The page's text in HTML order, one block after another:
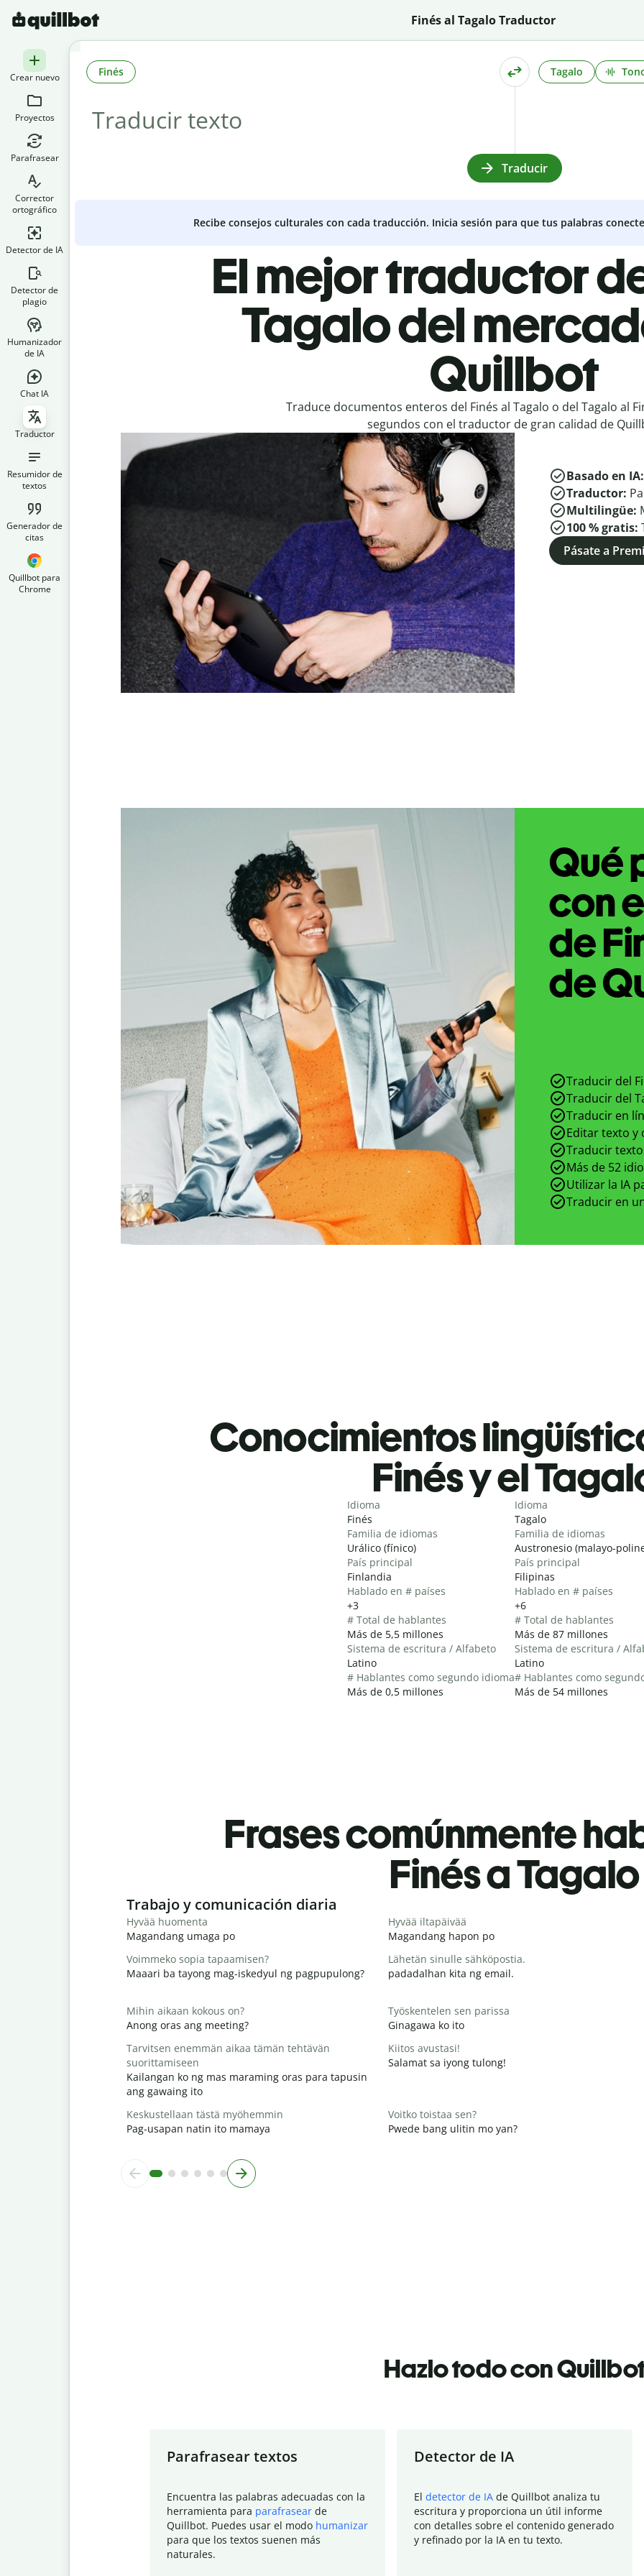
Finés al Tagalo Traductor
Crear nuevo
Proyectos
Parafrasear
Corrector
ortográfico
Detector de IA
Detector de
plagio
Humanizador
de IA
Chat IA
Traductor
Resumidor de
textos
Generador de
citas
Quillbot para
Chrome
Finés Tagalo
Traducir
Recibe consejos culturales con cada traducción. Inicia sesión para que tus palabras
El mejor traductor
Tagalo del
Quillbot
Traduce documentos enteros del Finés al Tagalo o del Tagalo al
segundos con el traductor de gran calidad de
Basado en IA:
Traductor:
Multilingüe:
100 % gratis:
Pásate a
Qué
con
de
de
Traducir del
Traducir del
Traducir en
Editar texto y
Traducir
Más de 52
Utilizar la IA
Traducir en
Conocimientos
Finés y el
Idioma
Finés
Familia de idiomas
Urálico (fínico)
País principal
Finlandia
Hablado en # países
+3
# Total de hablantes
Más de 5,5 millones
Sistema de escritura / Alfabeto
Latino
# Hablantes como segundo idioma
Más de 0,5 millones
Idioma
Tagalo
Familia de idiomas
Austronesio (malayo-
País principal
Filipinas
Hablado en # países
+6
# Total de hablantes
Más de 87 millones
Sistema de escritura /
Latino
# Hablantes como
Más de 54 millones
Frases comúnmente
Finés a Tagalo
Slide 1 of 6
Trabajo y comunicación diaria
Hyvää huomenta
Magandang umaga po
Hyvää iltapäivää
Magandang hapon po
Voimmeko sopia tapaamisen?
Maaari ba tayong mag-iskedyul ng pagpupulong?
Lähetän sinulle sähköpostia.
padadalhan kita ng email.
Mihin aikaan kokous on?
Anong oras ang meeting?
Työskentelen sen parissa
Ginagawa ko ito
Tarvitsen enemmän aikaa tämän tehtävän
suorittamiseen
Kailangan ko ng mas maraming oras para tapusin
ang gawaing ito
Kiitos avustasi!
Salamat sa iyong tulong!
Keskustellaan tästä myöhemmin
Pag-usapan natin ito mamaya
Voitko toistaa sen?
Pwede bang ulitin mo yan?
Hazlo todo con
Parafrasear textos
Encuentra las palabras adecuadas con la
herramienta para parafrasear de
Quillbot. Puedes usar el modo humanizar
para que los textos suenen más
naturales.
Detector de IA
El detector de IA de Quillbot analiza tu
escritura y proporciona un útil informe
con detalles sobre el contenido generado
y refinado por la IA en tu texto.